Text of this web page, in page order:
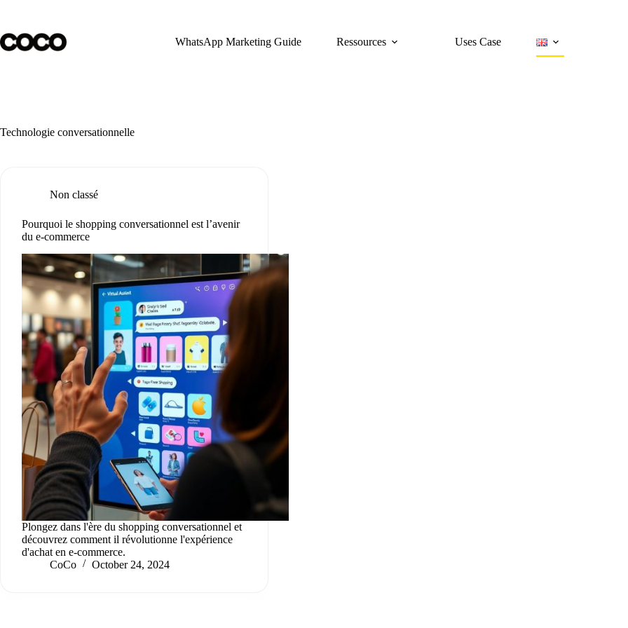
content
WhatsApp Marketing Guide
Ressources Uses Case
Technologie conversationnelle
Non classé
Pourquoi le shopping conversationnel est l’avenir
du e-commerce
Plongez dans l'ère du shopping conversationnel et
découvrez comment il révolutionne l'expérience
d'achat en e-commerce.
CoCo
October 24, 2024